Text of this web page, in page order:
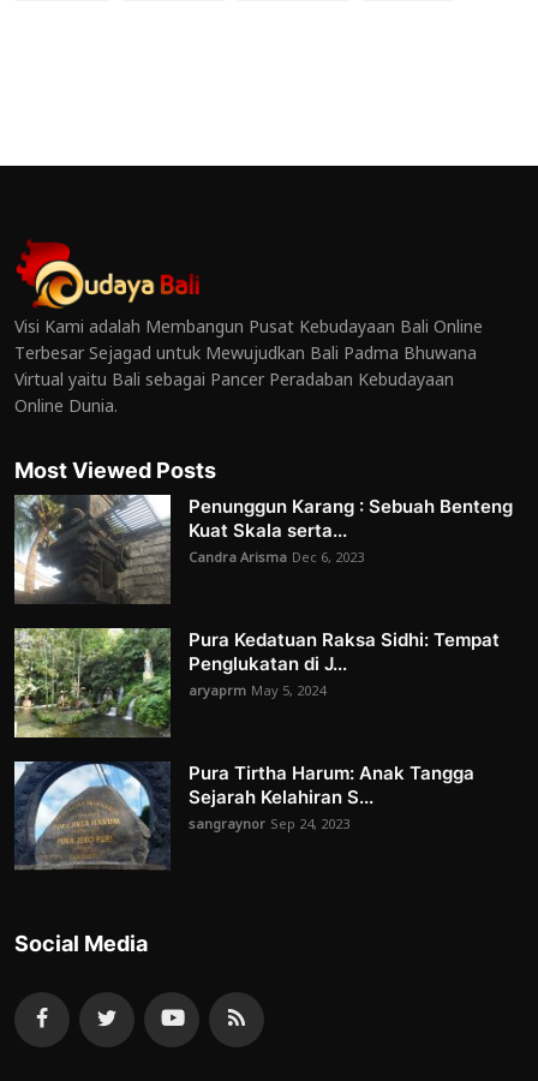
Visi Kami adalah Membangun Pusat Kebudayaan Bali Online
Terbesar Sejagad untuk Mewujudkan Bali Padma Bhuwana
Virtual yaitu Bali sebagai Pancer Peradaban Kebudayaan
Online Dunia.
Most Viewed Posts
Penunggun Karang : Sebuah Benteng
Kuat Skala serta...
Candra Arisma Dec 6, 2023
Pura Kedatuan Raksa Sidhi: Tempat
Penglukatan di J...
aryaprm May 5, 2024
Pura Tirtha Harum: Anak Tangga
Sejarah Kelahiran S...
sangraynor Sep 24, 2023
Social Media